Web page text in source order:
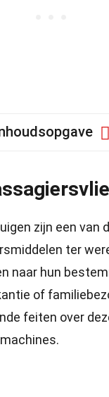
zijn een van
ter
naar hun
of
feiten over